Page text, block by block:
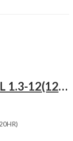
Baterija olovna Ultracell UL 1.3-12(12V 1.3AH/20HR)